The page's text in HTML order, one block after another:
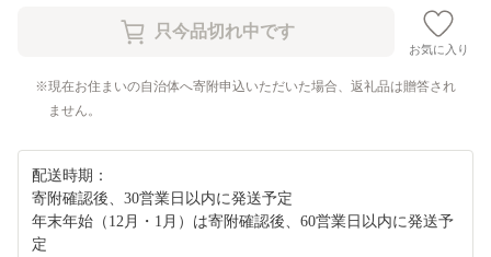
お気に入り
現在お住まいの自治体へ寄附申込いただいた場合、返礼品は贈答され
ません。
配送時期：
寄附確認後、30営業日以内に発送予定
年末年始（12月・1月）は寄附確認後、60営業日以内に発送予
定